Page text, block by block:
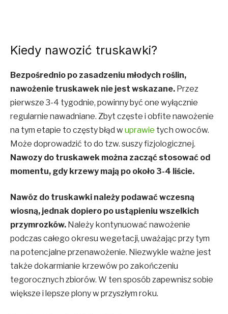
Kiedy nawozić truskawki?
Bezpośrednio po zasadzeniu młodych roślin,
nawożenie truskawek nie jest wskazane. Przez
pierwsze 3-4 tygodnie, powinny być one wyłącznie
regularnie nawadniane. Zbyt częste i obfite nawożenie
na tym etapie to częsty błąd w uprawie tych owoców.
Może doprowadzić to do tzw. suszy fizjologicznej.
Nawozy do truskawek można zacząć stosować od
momentu, gdy krzewy mają po około 3-4 liście.
Nawóz do truskawki należy podawać wczesną
wiosną, jednak dopiero po ustąpieniu wszelkich
przymrozków. Należy kontynuować nawożenie
podczas całego okresu wegetacji, uważając przy tym
na potencjalne przenawożenie. Niezwykle ważne jest
także dokarmianie krzewów po zakończeniu
tegorocznych zbiorów. W ten sposób zapewnisz sobie
większe i lepsze plony w przyszłym roku.